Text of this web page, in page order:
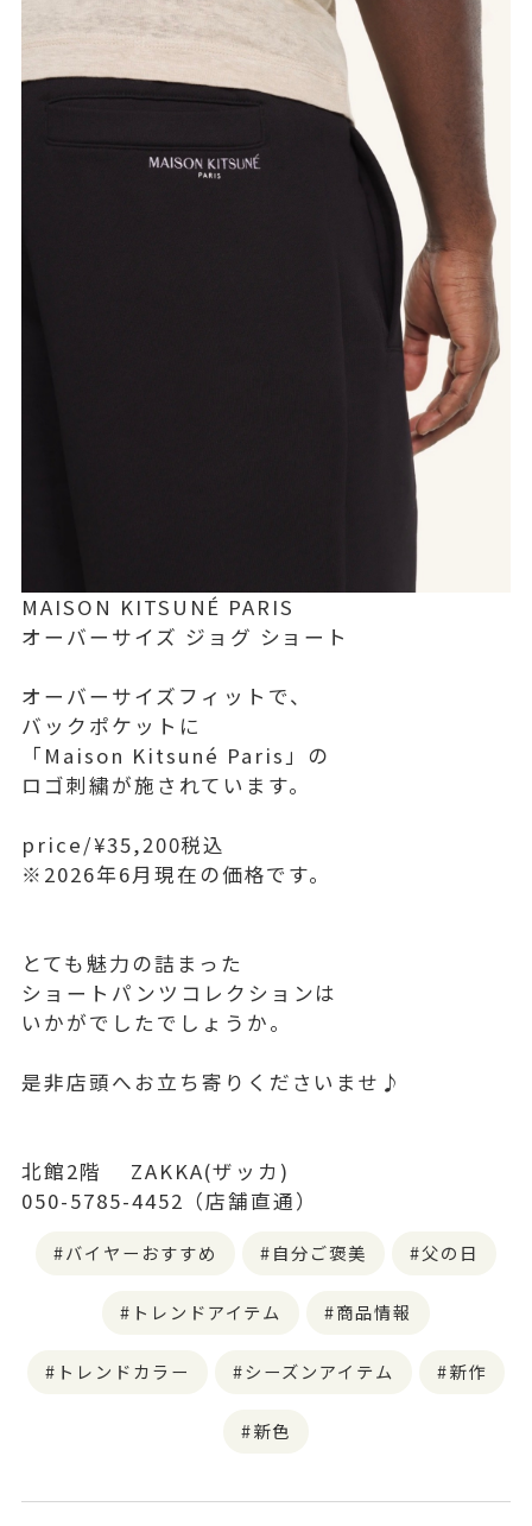
MAISON KITSUNÉ PARIS
オーバーサイズ ジョグ ショート
オーバーサイズフィットで、
バックポケットに
「Maison Kitsuné Paris」の
ロゴ刺繍が施されています。
price/¥35,200税込
※2026年6月現在の価格です。
とても魅力の詰まった
ショートパンツコレクションは
いかがでしたでしょうか。
是非店頭へお立ち寄りくださいませ♪
北館2階 ZAKKA(ザッカ)
050-5785-4452（店舗直通）
バイヤーおすすめ 自分ご褒美 父の日
トレンドアイテム 商品情報
トレンドカラー シーズンアイテム 新作
新色